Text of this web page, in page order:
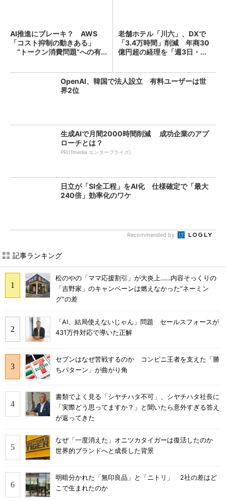
AI推進にブレーキ？ AWS
「コスト抑制の動きある」
“トークン消費問題”への有...
老舗ホテル「川六」、DXで
「3.4万時間」削減 年商30
億円超の経理を「週3日・...
OpenAI、韓国で法人設立 有料ユーザーは世
界2位
生成AIで月間2000時間削減 成功企業のアプ
ローチとは？
PR(ITmedia エンタープライズ)
日立が「SI全工程」をAI化 仕様確定で「最大
240倍」効率化のワケ
Recommended by
記事ランキング
松のやの「ママ応援割引」が大炎上……内容そっくりの
「吉野家」のキャンペーンは燃えなかった“ネーミン
グ”の差
「AI、結局使えないじゃん」問題 セールスフォースが
431万件対応で導いた正解
セブンはなぜ苦戦するのか コンビニ王者を支えた「勝
ちパターン」が曲がり角
書類でよく見る「シヤチハタ不可」、シヤチハタ社長に
「実際どう思ってますか？」と聞いたら意外すぎる答え
が返ってきた
なぜ「一度消えた」オニツカタイガーは復活したのか
世界的ブランドへと成長した背景
明暗分かれた「無印良品」と「ニトリ」 2社の差はど
こで生まれたのか